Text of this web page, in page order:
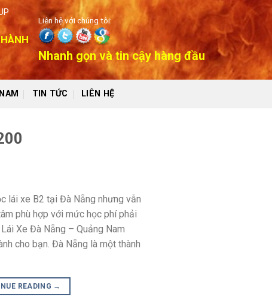
Liên hệ với chúng tôi:
Nhanh gọn và tin cậy hàng đầu
TIN TỨC LIÊN HỆ
lái xe B2 tại Đà Nẵng nhưng vẫn
phù hợp với mức học phí phải
Xe Đà Nẵng – Quảng Nam
cho bạn. Đà Nẵng là một thành
READING →